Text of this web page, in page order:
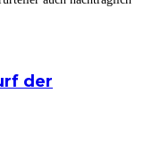
der